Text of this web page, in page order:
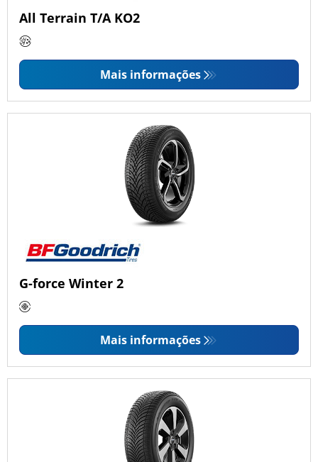
All Terrain T/A KO2
Mais informações
G-force Winter 2
Mais informações